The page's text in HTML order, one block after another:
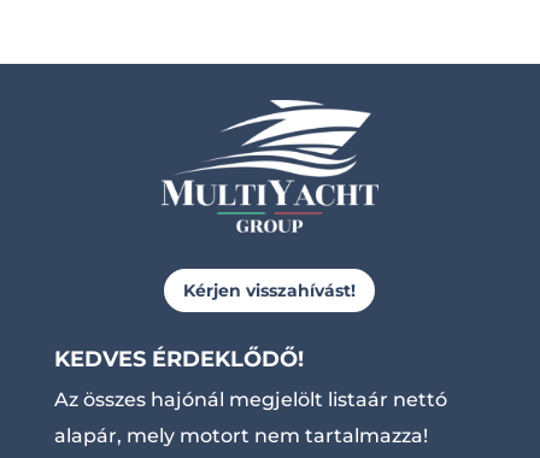
Kérjen visszahívást!
KEDVES ÉRDEKLŐDŐ!
Az összes hajónál megjelölt listaár nettó
alapár, mely motort nem tartalmazza!